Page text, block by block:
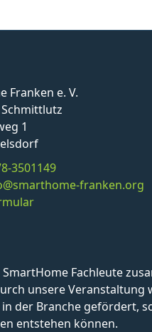
Franken e. V.
1
3501149
franken.org
Fachleute
unsere Veranstaltung
der Branche gefördert,
entstehen können.